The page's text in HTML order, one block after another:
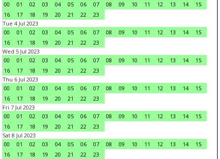
00
01 02 03 04 05 06 07 08 09 10 11 12 13 14
15
16
17 18 19 20 21 22
23
Tue 4 Jul 2023
00
01 02 03 04 05 06 07 08 09 10 11 12 13 14
15
16
17 18 19 20 21 22
23
Wed 5 Jul 2023
00
01 02 03 04 05 06 07 08 09 10 11 12 13 14
15
16
17 18 19 20 21 22
23
Thu 6 Jul 2023
00
01 02 03 04 05 06 07 08 09 10 11 12 13 14
15
16
17 18 19 20 21 22
23
Fri 7 Jul 2023
00
01 02 03 04 05 06 07 08 09 10 11 12 13 14
15
16
17 18 19 20 21 22
23
Sat 8 Jul 2023
00
01 02 03 04 05 06 07 08 09 10 11 12 13 14
15
16
17 18 19 20 21 22
23